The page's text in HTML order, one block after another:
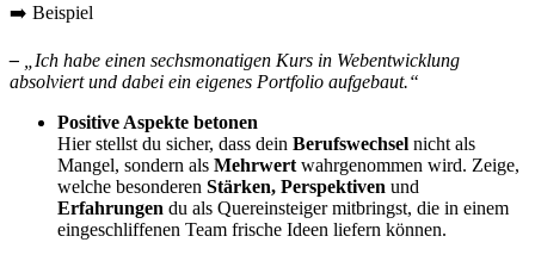
➡️ Beispiel
–
„Ich habe einen sechsmonatigen Kurs in Webentwicklung
absolviert und dabei ein eigenes Portfolio aufgebaut.“
Positive Aspekte betonen
Hier stellst du sicher, dass dein Berufswechsel nicht als
Mangel, sondern als Mehrwert wahrgenommen wird. Zeige,
welche besonderen Stärken, Perspektiven und
Erfahrungen du als Quereinsteiger mitbringst, die in einem
eingeschliffenen Team frische Ideen liefern können.